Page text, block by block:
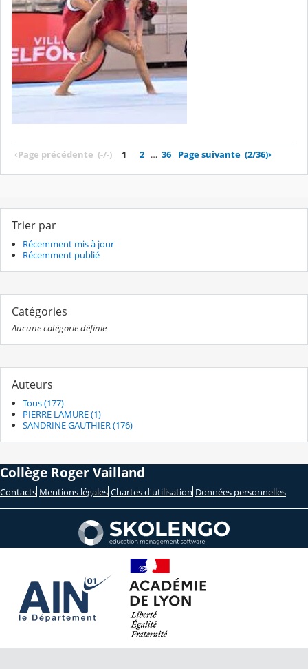
‹Page précédente (-/-) 1 2 … 36 Page suivante (2/36)›
Trier par
Récemment mis à jour
Récemment publié
Catégories
Aucune catégorie définie
Auteurs
Tous (177)
PIERRE LAMURE (1)
SANDRINE GAUTHIER (176)
Collège Roger Vailland
Contacts Mentions légales Chartes d'utilisation Données personnelles